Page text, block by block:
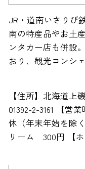
JR・道南いさりび
南の特産品やお土
ンタカー店も併設
おり、観光コンシ
【住所】北海道上
01392-2-3161 【営
休（年末年始を除
リーム 300円 【